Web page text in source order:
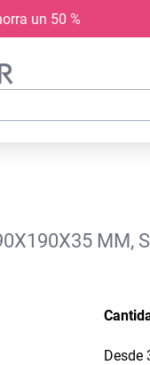
un 50 %
MM,
Desde